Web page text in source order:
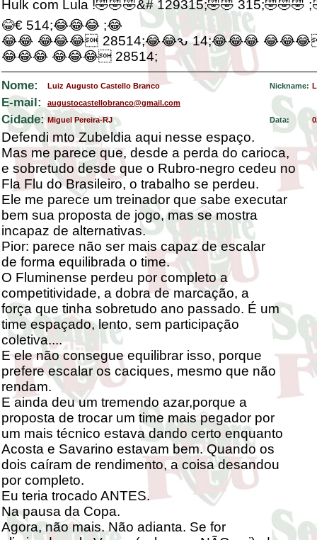
Hulk com Lula !🤣🤣🤣&# 129315;🤣🤣 315;🤣🤣🤣
😂€ 514;😂😂😂 ;😂
😂😂 😂😂😂 28514;😂😂ԅ 14;😂😂😂
😂😂😂 😂😂😂 28514;
Nome: Luiz Augusto Castello Branco Nickname:
E-mail: augustocastellobranco@gmail.com
Cidade: Miguel Pereira-RJ Data:
Defendi mto Zubeldia aqui nesse espaço.
Mas me parece que, desde a perda do carioca,
e sobretudo desde que o Rubro-negro cedeu no
Fla Flu do Brasileiro, o trabalho se perdeu.
Ele me parece um treinador que sabe executar
bem sua proposta de jogo, mas se mostra
incapaz de alternativas.
Pior: parece não ser mais capaz de escalar
de forma equilibrada o time.
O Fluminense perdeu por completo a
competitividade, a dobra de marcação, a
força que tinha sobretudo ano passado. É um
time espaçado, lento, sem participação
coletiva....
E ele não consegue equilibrar isso, porque
prefere escalar os caciques, mesmo que não
rendam.
E ainda deu um tremendo azar,porque a
proposta de trocar um time mais pegador por
um mais técnico estava dando certo enquanto
Acosta e Savarino estavam bem. Quando os
dois caíram de rendimento, a coisa desandou
por completo.
Eu teria trocado ANTES.
Na pausa da Copa.
Agora, não mais. Não adianta. Se for